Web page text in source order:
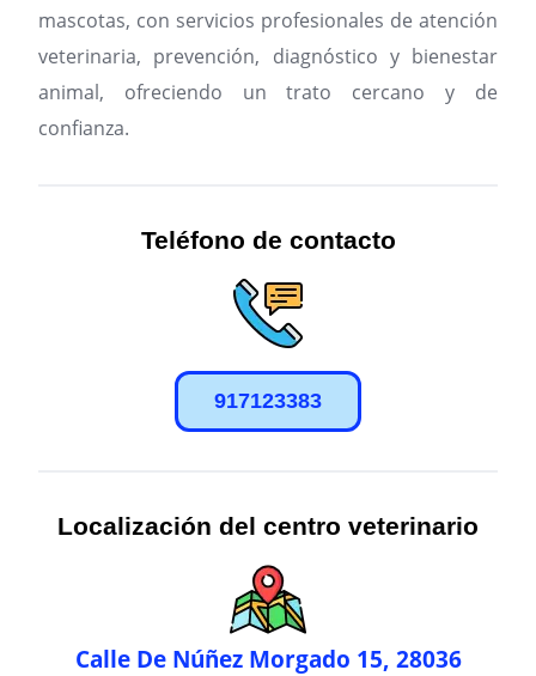
mascotas, con servicios profesionales de atención
veterinaria, prevención, diagnóstico y bienestar
animal, ofreciendo un trato cercano y de
confianza.
Teléfono de contacto
917123383
Localización del centro veterinario
Calle De Núñez Morgado 15, 28036